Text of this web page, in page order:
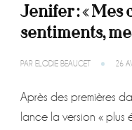
Jenifer : « Mes
sentiments,
PAR ELODIE BEAUGET 26
Après des premières
lance la version « plus